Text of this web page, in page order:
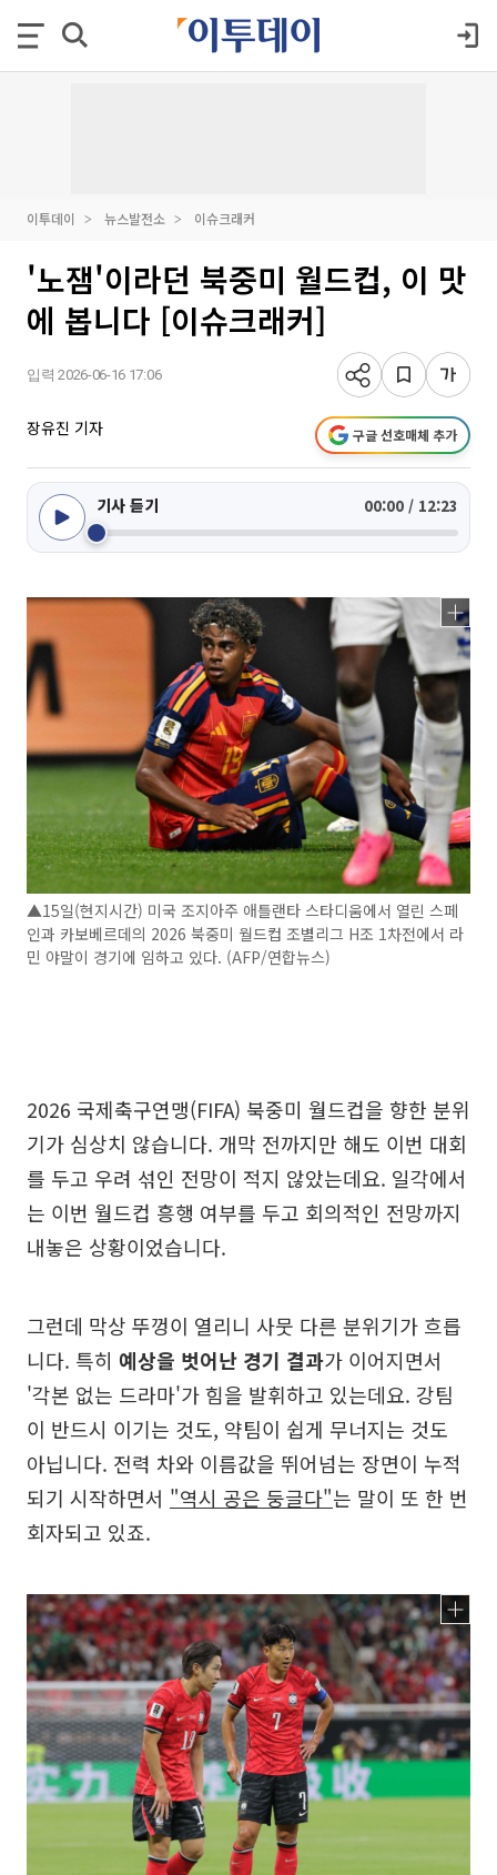
이투데이 뉴스발전소 이슈크래커
'노잼'이라던 북중미 월드컵, 이 맛
에 봅니다 [이슈크래커]
입력 2026-06-16 17:06
장유진 기자 구글 선호매체 추가
기사 듣기 00:00 / 12:23
▲15일(현지시간) 미국 조지아주 애틀랜타 스타디움에서 열린 스페
인과 카보베르데의 2026 북중미 월드컵 조별리그 H조 1차전에서 라
민 야말이 경기에 임하고 있다. (AFP/연합뉴스)
2026 국제축구연맹(FIFA) 북중미 월드컵을 향한 분위
기가 심상치 않습니다. 개막 전까지만 해도 이번 대회
를 두고 우려 섞인 전망이 적지 않았는데요. 일각에서
는 이번 월드컵 흥행 여부를 두고 회의적인 전망까지
내놓은 상황이었습니다.
그런데 막상 뚜껑이 열리니 사뭇 다른 분위기가 흐릅
니다. 특히 예상을 벗어난 경기 결과가 이어지면서
'각본 없는 드라마'가 힘을 발휘하고 있는데요. 강팀
이 반드시 이기는 것도, 약팀이 쉽게 무너지는 것도
아닙니다. 전력 차와 이름값을 뛰어넘는 장면이 누적
되기 시작하면서 "역시 공은 둥글다"는 말이 또 한 번
회자되고 있죠.